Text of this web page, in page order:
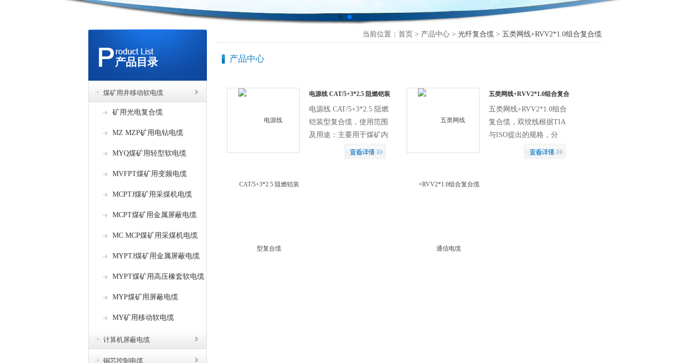
产品目录
煤矿用井移动软电缆
矿用光电复合缆
MZ MZP矿用电钻电缆
MYQ煤矿用轻型软电缆
MVFPT煤矿用变频电缆
MCPTJ煤矿用采煤机电缆
MCPT煤矿用金属屏蔽电缆
MC MCP煤矿用采煤机电缆
MYPTJ煤矿用金属屏蔽电缆
MYPT煤矿用高压橡套软电缆
MYP煤矿用屏蔽电缆
MY矿用移动软电缆
计算机屏蔽电缆
铜芯控制电缆
当前位置：首页 > 产品中心 > 光纤复合缆 > 五类网线+RVV2*1.0组合复合缆
产品中心
电源线 CAT/5+3*2.5 阻燃铠装
型复合缆
电源线 CAT/5+3*2.5 阻燃
铠装型复合缆，使用范围
及用途：主要用于煤矿内
语音、图像及数据等信号
五类网线+RVV2*1.0组合复合
缆 通信电缆
五类网线+RVV2*1.0组合
复合缆，双绞线根据TIA
与ISO提出的规格，分
为：三类、四类、五类、